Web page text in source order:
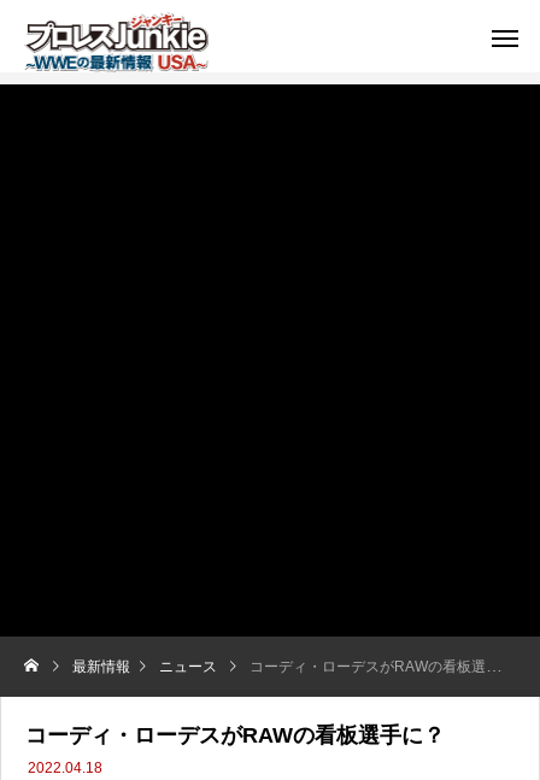
最新情報 ニュース コーディ・ローデスがRAWの看板選手に？
コーディ・ローデスがRAWの看板選手に？
2022.04.18